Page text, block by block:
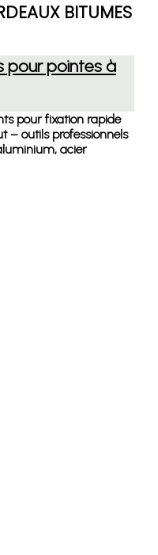
BITUMES
pour pointes à
pour fixation rapide
– outils professionnels
acier